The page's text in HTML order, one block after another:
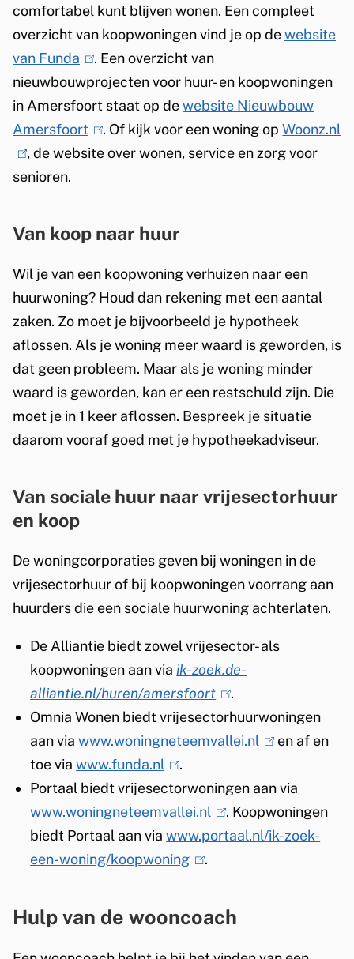
comfortabel kunt blijven wonen. Een compleet
overzicht van koopwoningen vind je op dewebsite
van Funda
l
i
n
k
x
t
e
r
n
)
. Een overzicht van
nieuwbouwprojecten voor huur- en koopwoningen
in Amersfoort staat op dewebsite Nieuwbouw
Amersfoort
l
s
e
x
t
e
r
n
)
. Of kijk voor een woning opWoonz.nl
, de website over wonen, service en zorg voor
senioren.
Van koop naar huur
Wil je van een koopwoning verhuizen naar een
huurwoning? Houd dan rekening met een aantal
zaken. Zo moet je bijvoorbeeld je hypotheek
aflossen. Als je woning meer waard is geworden, is
dat geen probleem. Maar als je woning minder
waard is geworden, kan er een restschuld zijn. Die
moet je in 1 keer aflossen. Bespreek je situatie
daarom vooraf goed met je hypotheekadviseur.
Van sociale huur naar vrijesectorhuur
en koop
De woningcorporaties geven bij woningen in de
vrijesectorhuur of bij koopwoningen voorrang aan
huurders die een sociale huurwoning achterlaten.
De Alliantie biedt zowel vrijesector- als
koopwoningen aan via ik-zoek.de-
alliantie.nl/huren/amersfoort
l
i
k
i
s
e
r
.
Omnia Wonen biedt vrijesectorhuurwoningen
aan viawww.woningneteemvallei.nl
i
n
k
t
en af en
toe viawww.funda.nl
l
i
n
k
x
.
Portaal biedt vrijesectorwoningen aan via
www.woningneteemvallei.nl
l
s
. Koopwoningen
biedt Portaal aan viawww.portaal.nl/ik-zoek-
een-woning/koopwoning
n
k
.
Hulp van de wooncoach